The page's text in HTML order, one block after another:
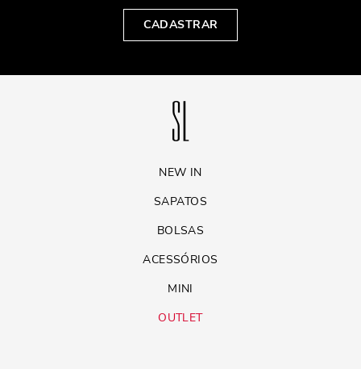
CADASTRAR
NEW IN
SAPATOS
BOLSAS
ACESSÓRIOS
MINI
OUTLET